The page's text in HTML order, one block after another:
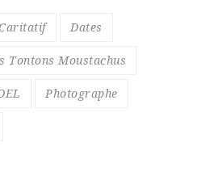
Dates
Tontons Moustachus
Photographe